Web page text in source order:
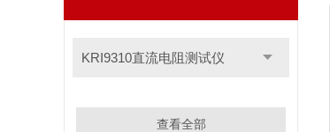
KRI9310直流电阻测试仪
查看全部